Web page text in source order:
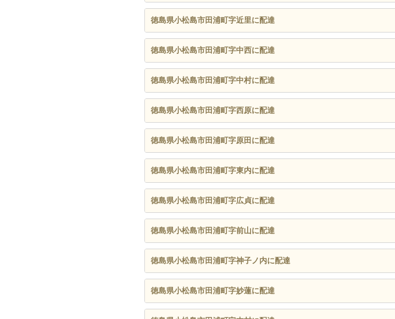
徳島県小松島市田浦町字近里に配達
徳島県小松島市田浦町字中西に配達
徳島県小松島市田浦町字中村に配達
徳島県小松島市田浦町字西原に配達
徳島県小松島市田浦町字原田に配達
徳島県小松島市田浦町字東内に配達
徳島県小松島市田浦町字広貞に配達
徳島県小松島市田浦町字前山に配達
徳島県小松島市田浦町字神子ノ内に配達
徳島県小松島市田浦町字妙蓮に配達